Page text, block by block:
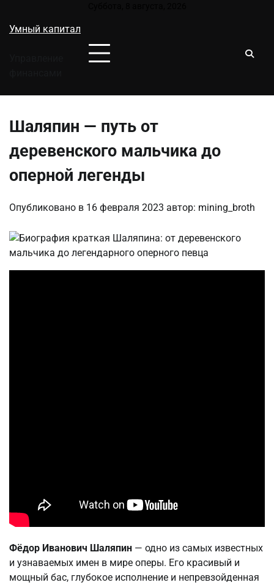
содержимому
Умный капитал
Шаляпин — путь от
деревенского мальчика до
оперной легенды
Опубликовано в 16 февраля 2023 автор: mining_broth
Фёдор Иванович Шаляпин — одно из самых известных
и узнаваемых имен в мире оперы. Его красивый и
мощный бас, глубокое исполнение и непревзойденная